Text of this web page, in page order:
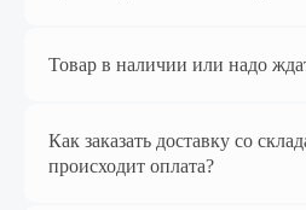
Товар в наличии или надо
Как заказать доставку со
происходит оплата?
Наш
на Яндекс